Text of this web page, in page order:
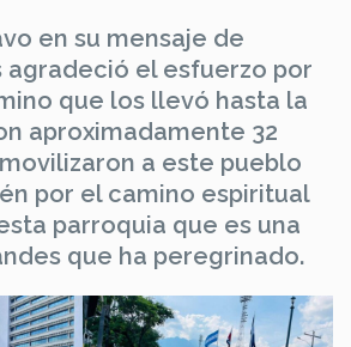
en su mensaje de
agradeció el esfuerzo por
que los llevó hasta la
aproximadamente 32
a este pueblo
por el camino espiritual
parroquia que es una
que ha peregrinado.